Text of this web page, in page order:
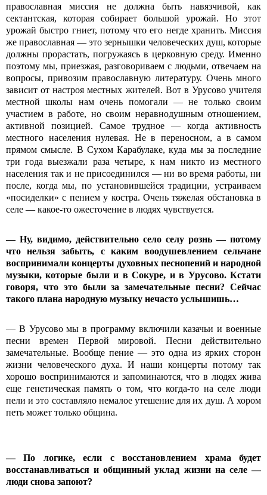
православная миссия не должна быть навязчивой, как
сектантская, которая собирает большой урожай. Но этот
урожай быстро гниет, потому что его негде хранить. Миссия
же православная — это зернышки человеческих душ, которые
должны прорастать, погружаясь в церковную среду. Именно
поэтому мы, приезжая, разговориваем с людьми, отвечаем на
вопросы, привозим православную литературу. Очень много
зависит от настроя местных жителей. Вот в Урусово учителя
местной школы нам очень помогали — не только своим
участием в работе, но своим неравнодушным отношением,
активной позицией. Самое трудное — когда активность
местного населения нулевая. Не в переносном, а в самом
прямом смысле. В Сухом Карабулаке, куда мы за последние
три года выезжали раза четыре, к нам никто из местного
населения так и не присоединился — ни во время работы, ни
после, когда мы, по установившейся традиции, устраиваем
«посиделки» с пением у костра. Очень тяжелая обстановка в
селе — какое-то ожесточение в людях чувствуется.
— Ну, видимо, действительно село селу рознь — потому
что нельзя забыть, с каким воодушевлением сельчане
воспринимали концерты духовных песнопений и народной
музыки, которые были и в Сокуре, и в Урусово. Кстати
говоря, что это были за замечательные песни? Сейчас
такого плана народную музыку нечасто услышишь…
— В Урусово мы в программу включили казачьи и военные
песни времен Первой мировой. Песни действительно
замечательные. Вообще пение — это одна из ярких сторон
жизни человеческого духа. И наши концерты потому так
хорошо воспринимаются и запоминаются, что в людях жива
еще генетическая память о том, что когда-то на селе люди
пели и это составляло немалое утешение для их душ. А хором
петь может только община.
— По логике, если с восстановлением храма будет
восстанавливаться и общинный уклад жизни на селе —
люди снова запоют?